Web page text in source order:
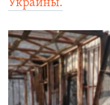
Украины.